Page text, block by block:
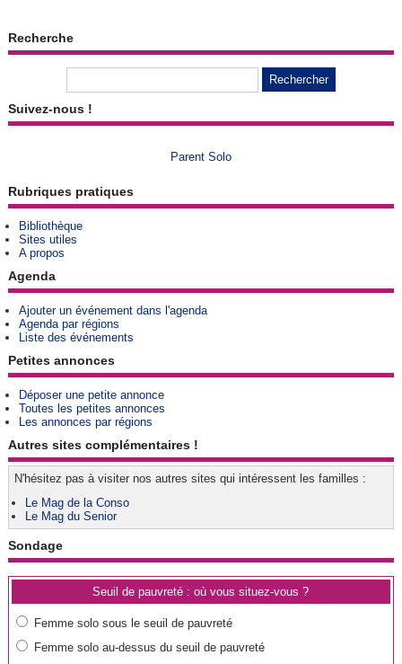
Recherche
Suivez-nous !
Parent Solo
Rubriques pratiques
Bibliothèque
Sites utiles
A propos
Agenda
Ajouter un événement dans l'agenda
Agenda par régions
Liste des événements
Petites annonces
Déposer une petite annonce
Toutes les petites annonces
Les annonces par régions
Autres sites complémentaires !
N'hésitez pas à visiter nos autres sites qui intéressent les familles :
Le Mag de la Conso
Le Mag du Senior
Sondage
Seuil de pauvreté : où vous situez-vous ?
Femme solo sous le seuil de pauvreté
Femme solo au-dessus du seuil de pauvreté